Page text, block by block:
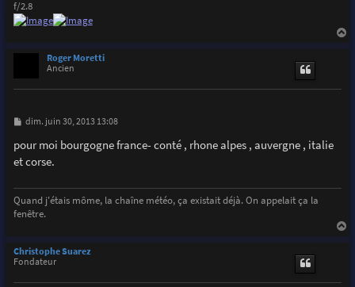
f/2.8
Roger Moretti
Ancien
M
s
s
a
dim. juin 30, 2013 13:08
pour moi bourgogne france- conté , rhone alpes , auvergne , italie
et corse.
Quand j'étais môme, la chaîne météo, ça existait déjà. On appelait ça la
fenêtre.
Christophe Suarez
Fondateur